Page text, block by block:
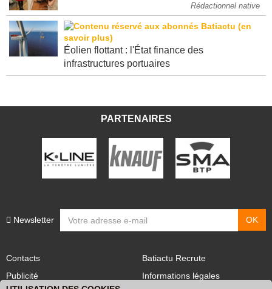
Rédactionnel native
Éolien flottant : l'État finance des
Publicité